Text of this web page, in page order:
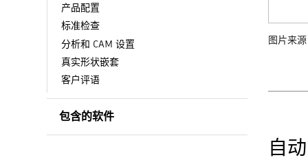
产品配置
标准检查
分析和 CAM 设置
真实形状嵌套
客户评语
包含的软件
图片来
自